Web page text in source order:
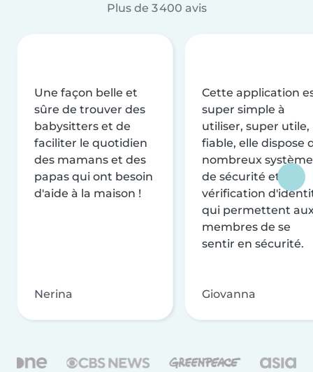
Plus de 3 400 avis
Une façon belle et
sûre de trouver des
babysitters et de
faciliter le quotidien
des mamans et des
papas qui ont besoin
d'aide à la maison !
Nerina
Cette application
super simple à
utiliser, super utile,
fiable, elle dispose
nombreux
de sécurité et de
vérification
qui permettent
membres de se
sentir en sécurité.
Giovanna